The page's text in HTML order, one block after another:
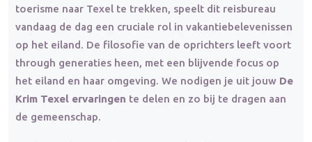
toerisme naar Texel te trekken, speelt dit reisbureau
vandaag de dag een cruciale rol in vakantiebelevenissen
op het eiland. De filosofie van de oprichters leeft voort
through generaties heen, met een blijvende focus op
het eiland en haar omgeving. We nodigen je uit jouw De
Krim Texel ervaringen te delen en zo bij te dragen aan
de gemeenschap.